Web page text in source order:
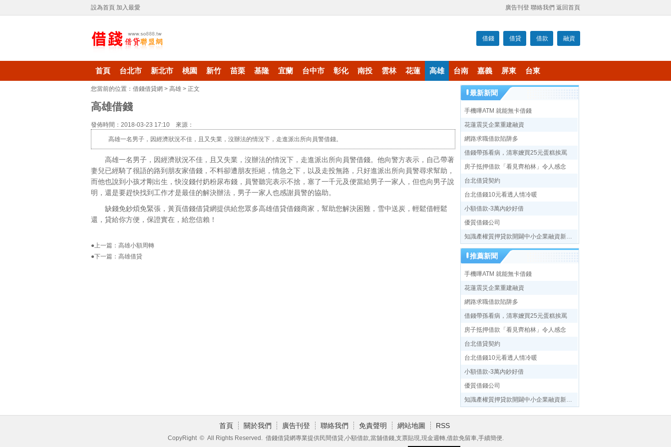
設為首頁 加入最愛 廣告刊登 聯絡我們 返回首頁
借錢 借貸 借款 融資
首頁 台北市 新北市 桃園 新竹 苗栗 基隆 宜蘭 台中市 彰化 南投 雲林 花蓮 高雄 台南 嘉義 屏東 台東
您當前的位置： 借錢借貸網 > 高雄 > 正文
高雄借錢
發佈時間：2018-03-23 17:10 來源：
高雄一名男子，因經濟狀況不佳，且又失業，沒辦法的情況下，走進派出所向員警借錢。
高雄一名男子，因經濟狀況不佳，且又失業，沒辦法的情況下，走進派出所向員警借錢。他向警方表示，自己帶著
妻兒已經騎了很語的路到朋友家借錢，不料卻遭朋友拒絕，情急之下，以及走投無路，只好進派出所向員警尋求幫助，
而他也說到小孩才剛出生，快沒錢付奶粉尿布錢，員警聽完表示不捨，塞了一千元及便當給男子一家人，但也向男子說
明，還是要趕快找到工作才是最佳的解決辦法，男子一家人也感謝員警的協助。
缺錢免鈔煩免緊張， 黃頁借錢借貸網提供給您眾多高雄借貸借錢商家，幫助您解決困難，雪中送炭，輕鬆借輕鬆
還，貸給你方便，保證實在，給您信賴！
●上一篇： 高雄小額周轉
●下一篇： 高雄借貸
最新新聞
手機嗶ATM 就能無卡借錢
花蓮震災企業重建融資
網路求職借款陷阱多
借錢帶孫看病，清寒嬤買25元蛋糕挨罵
房子抵押借款「看見齊柏林」令人感念
台北借貸契約
台北借錢10元看透人情冷暖
小額借款-3萬內鈔好借
優質借錢公司
知識產權質押貸款開闢中小企業融資新途徑
推薦新聞
手機嗶ATM 就能無卡借錢
花蓮震災企業重建融資
網路求職借款陷阱多
借錢帶孫看病，清寒嬤買25元蛋糕挨罵
房子抵押借款「看見齊柏林」令人感念
台北借貸契約
台北借錢10元看透人情冷暖
小額借款-3萬內鈔好借
優質借錢公司
知識產權質押貸款開闢中小企業融資新途徑
首頁 關於我們 廣告刊登 聯絡我們 免責聲明 網站地圖 RSS
CopyRight © All Rights Reserved. 借錢借貸網專業提供民間借貸,小額借款,當舖借錢,支票貼現,現金週轉,借款免留車,手續簡便.